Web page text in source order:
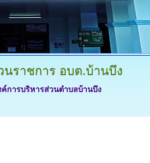
นราชการ อบต.บ้านบึง
ค์การบริหารส่วนตำบลบ้านบึง